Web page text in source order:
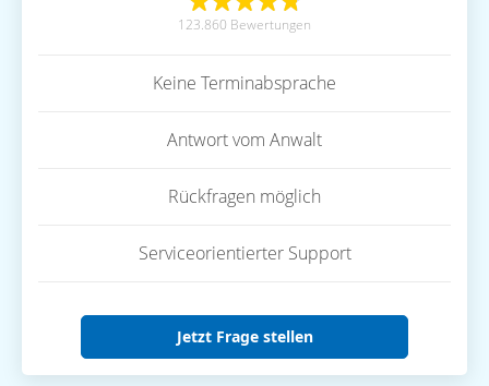
123.860 Bewertungen
Keine Terminabsprache
Antwort vom Anwalt
Rückfragen möglich
Serviceorientierter Support
Jetzt Frage stellen